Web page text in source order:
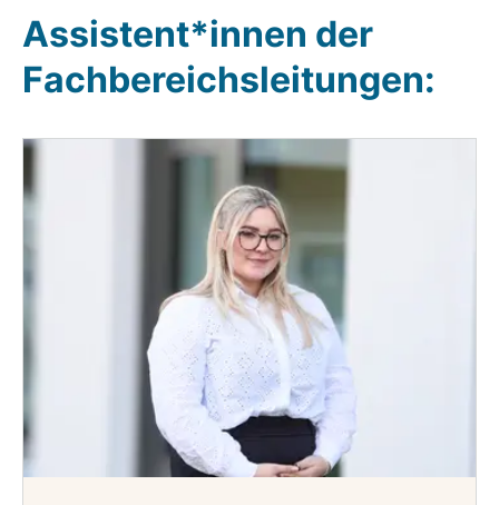
Assistent*innen der
Fachbereichsleitungen: